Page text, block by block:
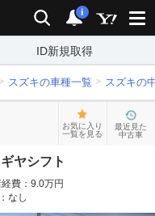
検索 通知
i
ID新規取得
スズキの車種一覧 スズキの
お気に入り
一覧を見る
最近見た
中古車
ヤシフト
費： 9.0万円
なし